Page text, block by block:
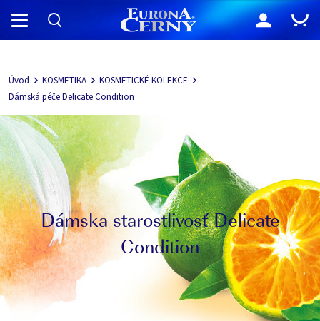
Navigácia
Úvod KOSMETIKA
KOSMETICKÉ KOLEKCE
Dámská péče Delicate Condition
Dámska starostlivosť Delicate
Condition